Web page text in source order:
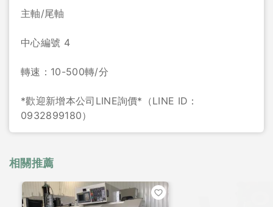
主軸/尾軸
中心編號 4
轉速：10-500轉/分
*歡迎新增本公司LINE詢價*（LINE ID：
0932899180）
相關推薦